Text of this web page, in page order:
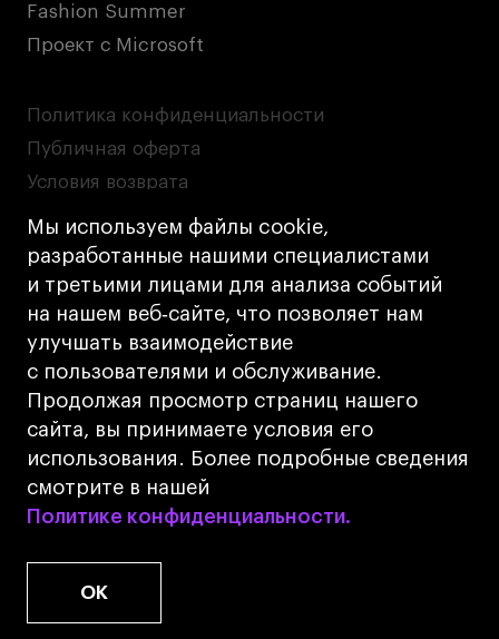
Мы используем файлы cookie,
разработанные нашими специалистами
и третьими лицами для анализа событий
на нашем веб‑сайте, что позволяет нам
улучшать взаимодействие
с пользователями и обслуживание.
Продолжая просмотр страниц нашего
сайта, вы принимаете условия его
использования. Более подробные сведения
смотрите в нашей
Политике конфиденциальности.
Политике конфиденциальности.
OK
Fashion Summer
Проект с Microsoft
© 2026 БВШД
Политика конфиденциальности
Публичная оферта
Условия возврата
Кредит на образование с господдержкой
Лицензия на осуществление образовательной
деятельности АНО ВО «Универсальный
Университет»
Карта сайта
Дизайн
Разработка
Cetera